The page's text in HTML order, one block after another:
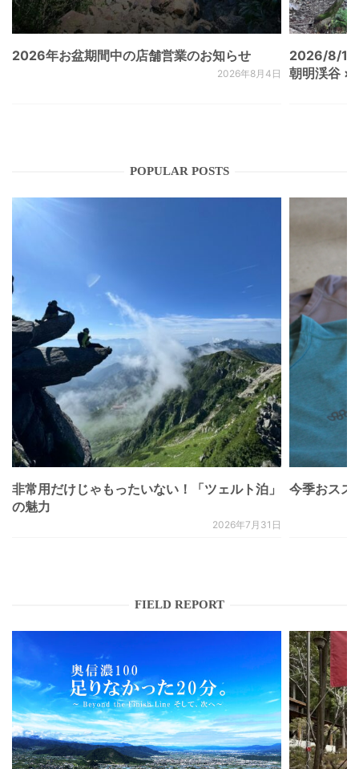
2026年お盆期間中の店舗営業のお知らせ
2026年8月4日
2026/8/
朝明渓谷 ×
POPULAR POSTS
非常用だけじゃもったいない！「ツェルト泊」
の魅力
2026年7月31日
今季おスス
FIELD REPORT